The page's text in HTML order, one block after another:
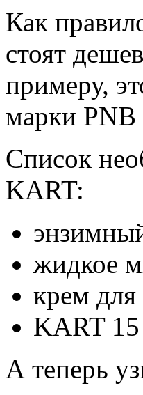
Как
стоят
примеру,
марки
Список
KART:
жидкое
крем
KART 15
А теперь